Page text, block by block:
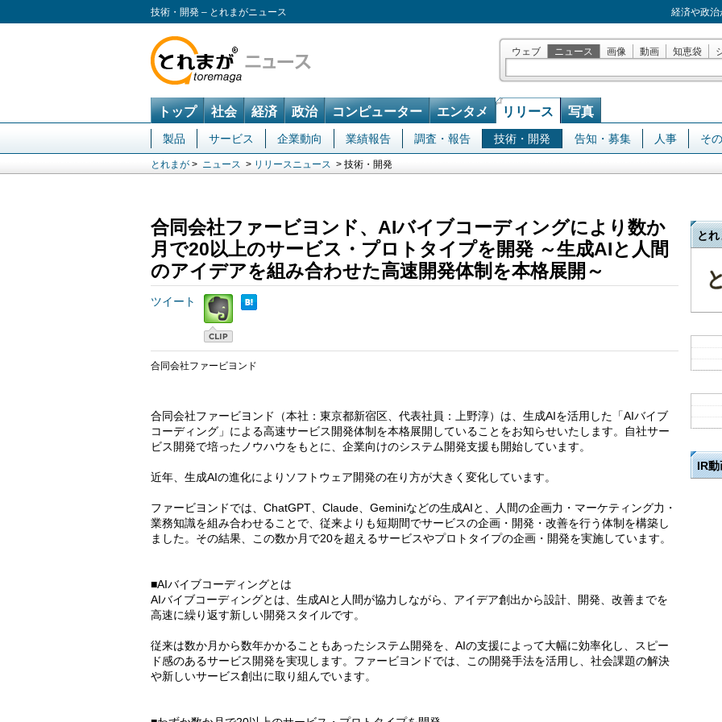
技術・開発 – とれまがニュース 経済や政
ウェブ ニュース 画像 動画 知恵袋
トップ 社会 経済 政治 コンピューター エンタメ リリース 写真
製品 サービス 企業動向 業績報告 調査・報告 技術・開発 告知・募集 人事 そ
とれまが > ニュース > リリースニュース > 技術・開発
合同会社ファービヨンド、AIバイブコーディングにより数か
月で20以上のサービス・プロトタイプを開発 ～生成AIと人間
のアイデアを組み合わせた高速開発体制を本格展開～
ツイート
合同会社ファービヨンド
合同会社ファービヨンド（本社：東京都新宿区、代表社員：上野淳）は、生成AIを活用した「AIバイブ
コーディング」による高速サービス開発体制を本格展開していることをお知らせいたします。自社サー
ビス開発で培ったノウハウをもとに、企業向けのシステム開発支援も開始しています。
近年、生成AIの進化によりソフトウェア開発の在り方が大きく変化しています。
ファービヨンドでは、ChatGPT、Claude、Geminiなどの生成AIと、人間の企画力・マーケティング力・
業務知識を組み合わせることで、従来よりも短期間でサービスの企画・開発・改善を行う体制を構築し
ました。その結果、この数か月で20を超えるサービスやプロトタイプの企画・開発を実施しています。
■AIバイブコーディングとは
AIバイブコーディングとは、生成AIと人間が協力しながら、アイデア創出から設計、開発、改善までを
高速に繰り返す新しい開発スタイルです。
従来は数か月から数年かかることもあったシステム開発を、AIの支援によって大幅に効率化し、スピー
ド感のあるサービス開発を実現します。ファービヨンドでは、この開発手法を活用し、社会課題の解決
や新しいサービス創出に取り組んでいます。
とれ
IR動